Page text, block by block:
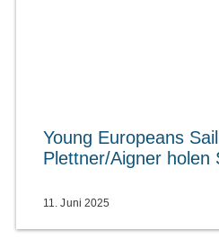
Young Europeans
Plettner/Aigner holen
11. Juni 2025